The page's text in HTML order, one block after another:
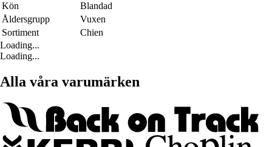
Kön
Blandad
Åldersgrupp
Vuxen
Sortiment
Chien
Loading...
Loading...
Alla våra varumärken